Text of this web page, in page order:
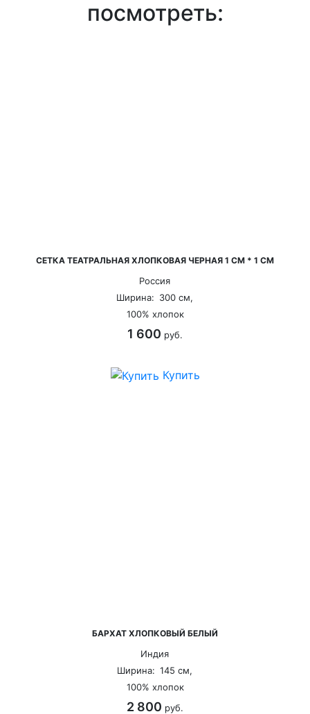
посмотреть:
СЕТКА ТЕАТРАЛЬНАЯ ХЛОПКОВАЯ ЧЕРНАЯ 1 СМ * 1 СМ
Россия
Ширина: 300 см,
100% хлопок
1 600руб.
Купить
БАРХАТ ХЛОПКОВЫЙ БЕЛЫЙ
Индия
Ширина: 145 см,
100% хлопок
2 800руб.